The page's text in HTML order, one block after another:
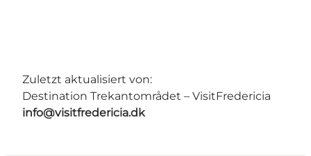
Zuletzt aktualisiert von:
Destination Trekantområdet – VisitFredericia
info@visitfredericia.dk